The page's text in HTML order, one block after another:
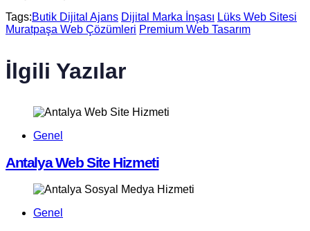
Tags:Butik Dijital Ajans Dijital Marka İnşası Lüks Web Sitesi
Muratpaşa Web Çözümleri Premium Web Tasarım
İlgili Yazılar
Genel
Antalya Web Site Hizmeti
Genel